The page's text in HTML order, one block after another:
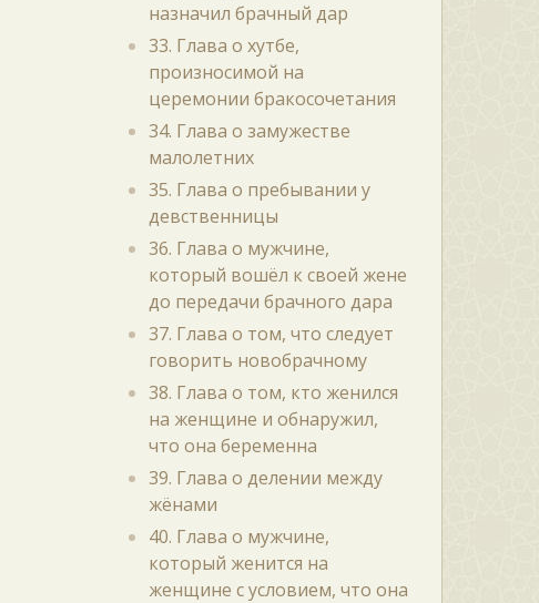
назначил брачный дар
33. Глава о хутбе,
произносимой на
церемонии бракосочетания
34. Глава о замужестве
малолетних
35. Глава о пребывании у
девственницы
36. Глава о мужчине,
который вошёл к своей жене
до передачи брачного дара
37. Глава о том, что следует
говорить новобрачному
38. Глава о том, кто женился
на женщине и обнаружил,
что она беременна
39. Глава о делении между
жёнами
40. Глава о мужчине,
который женится на
женщине с условием, что она